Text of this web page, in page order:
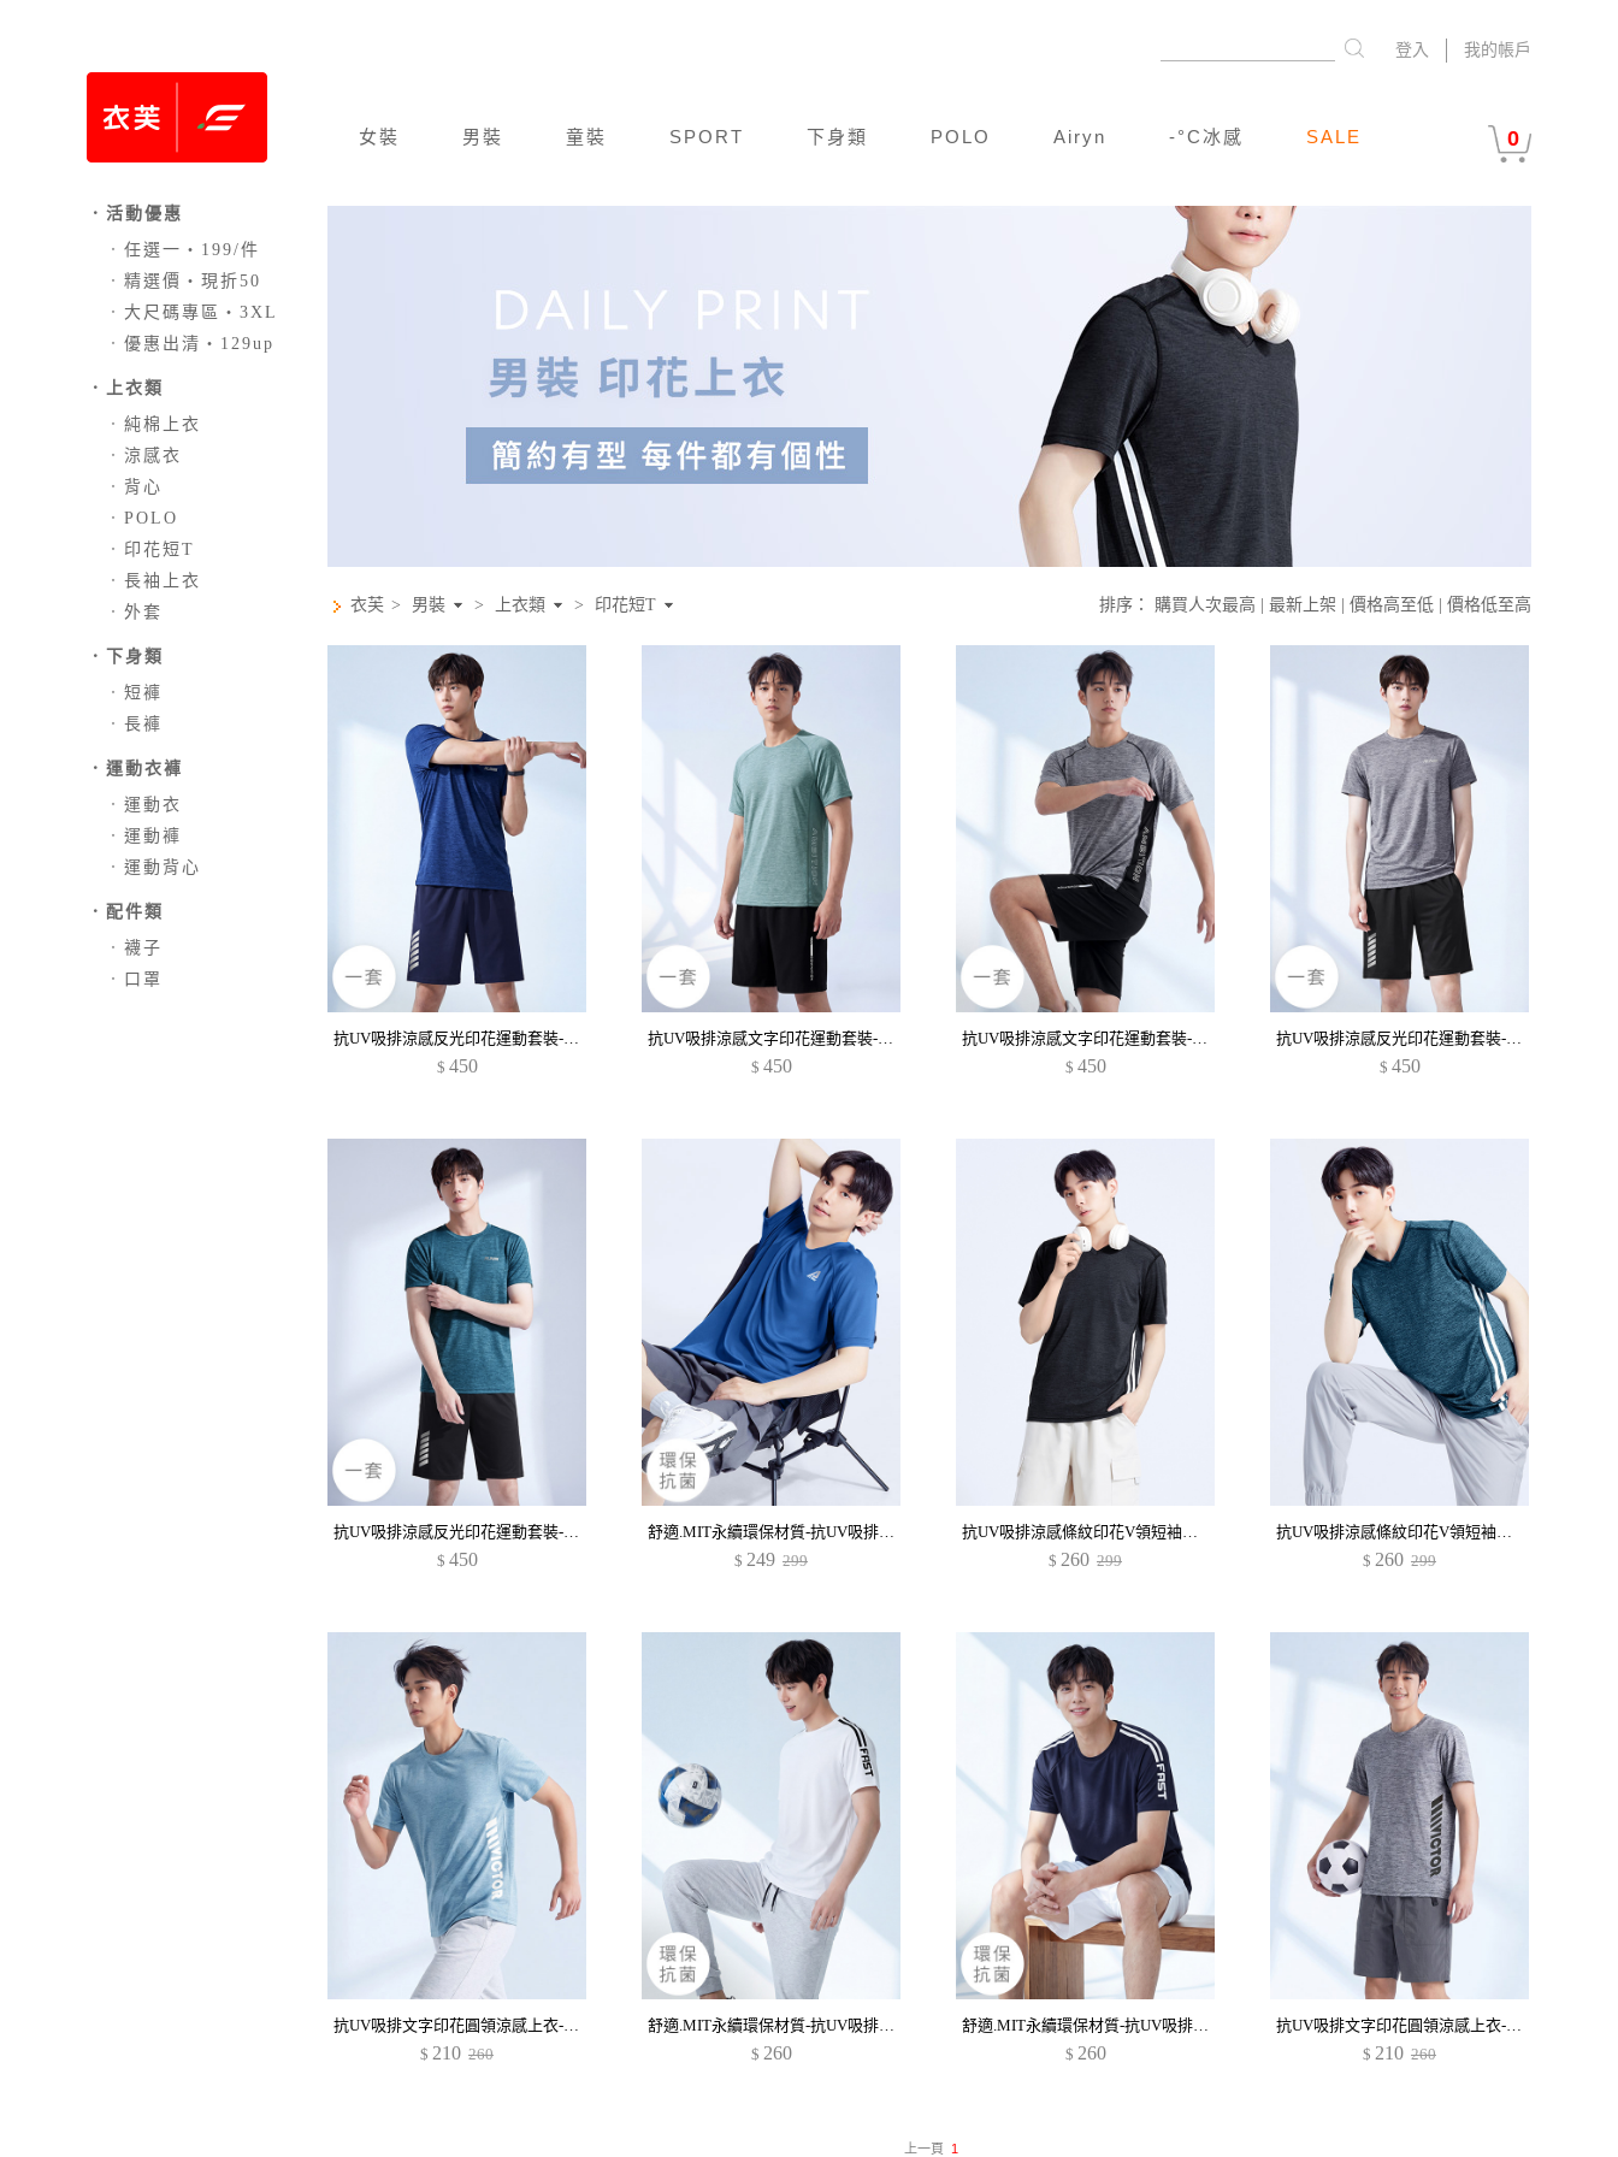
我的帳戶
登入
女裝 男裝 童裝 SPORT 下身類 POLO Airyn -°C冰感 SALE 0
．活動優惠
． 任選一‧199/件
． 精選價‧現折50
． 大尺碼專區‧3XL
． 優惠出清‧129up
．上衣類
． 純棉上衣
． 涼感衣
． 背心
． POLO
． 印花短T
． 長袖上衣
． 外套
．下身類
． 短褲
． 長褲
．運動衣褲
． 運動衣
． 運動褲
． 運動背心
．配件類
． 襪子
．
口罩
衣芙 > 男裝 > 上衣類 > 印花短T 排序： 購買人次最高 最新上架 價格高至低 價格低至高
抗UV吸排涼感反光印花運動套裝-男裝
$ 450
抗UV吸排涼感文字印花運動套裝-男裝
$ 450
抗UV吸排涼感文字印花運動套裝-男裝
$ 450
抗UV吸排涼感反光印花運動套裝-男裝
$ 450
抗UV吸排涼感反光印花運動套裝-男裝
$ 450
舒適.MIT永續環保材質-抗UV吸排抗菌反光印花圓領上衣-男裝
$ 249 299
抗UV吸排涼感條紋印花V領短袖上衣-男裝
$ 260 299
抗UV吸排涼感條紋印花V領短袖上衣-男裝
$ 260 299
抗UV吸排文字印花圓領涼感上衣-男裝
$ 210 260
舒適.MIT永續環保材質-抗UV吸排抗菌袖印花圓領上衣-男裝
$ 260
舒適.MIT永續環保材質-抗UV吸排抗菌袖印花圓領上衣-男裝
$ 260
抗UV吸排文字印花圓領涼感上衣-男裝
$ 210 260
上一頁 1